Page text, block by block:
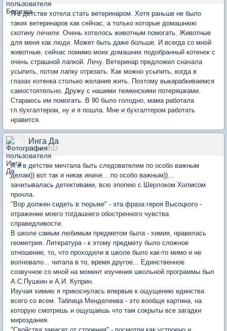
Я в детстве хотела стать ветеринаром. Хотя раньше не было
таких ветеринаров как сейчас, а только которые домашнюю
скотину лечили. Очень хотелось животным помогать. Животные
для меня как люди. Может быть даже больше. И всегда со мной
животные, сейчас помимо моих домашних подобранный котенок с
очень страшной лапкой. Лечу. Ветеринар предложил сначала
усыпить, потом лапку отрезать. Как можно усыпить, когда в
глазах котенка столько желания жить. Поэтому выкарабкиваемся
самостоятельно. Дружу с нашими тюменскими потеряшками.
Стараюсь им помогать. В 90 было голодно, мама работала
гл.бухгалтером, ну и я пошла. Мне и бухгалтером работать
нравится.
Инга Да
15 авг 2013
А я в детстве мечтала быть следователем по особо важным
делам)) вот так и никак иначе... по особо важным))...
зачитывалась детективами, всю эпопею с Шерлоком Холмсом
прочла.
"Вор должен сидеть в тюрьме" - эта фраза героя Высоцкого -
отражение моего тогдашнего обостренного чувства
справедливости.
В школе самым любимым предметом была - химия, нравилась
геометрия. Литература - к этому предмету было сложное
отношение, то, что проходили в школе было как-то мимо и не
волновало... читала в то, время другое... Единственное
созвучное со мной на момент изучения школьной программы был
А.С.Пушкин и А.И. Куприн.
Изучая химию я прикоснулась впервые к ощущению единства
всего со всем. Таблица Менделеева - это вообще картина, на
которую смотришь и ощущаешь что там сокрыты все загадки
мироздания.